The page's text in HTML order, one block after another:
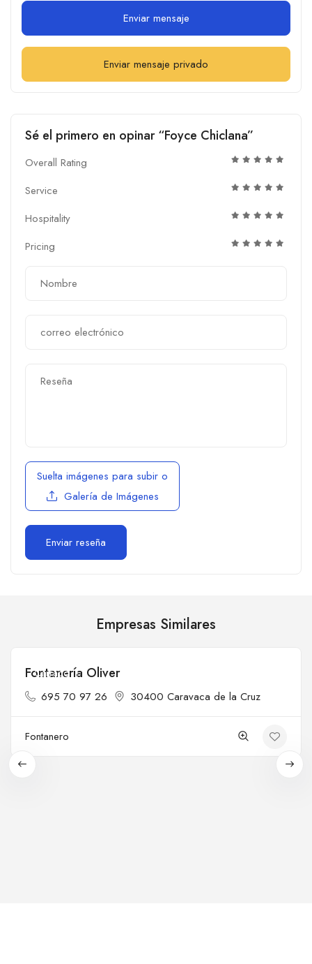
Enviar mensaje
Enviar mensaje privado
Sé el primero en opinar “Foyce Chiclana”
Overall Rating
Service
Hospitality
Pricing
Suelta imágenes para subir o
Galería de Imágenes
Empresas Similares
Cerrado
Fontanería Oliver
695 70 97 26 30400 Caravaca de la Cruz
Fontanero